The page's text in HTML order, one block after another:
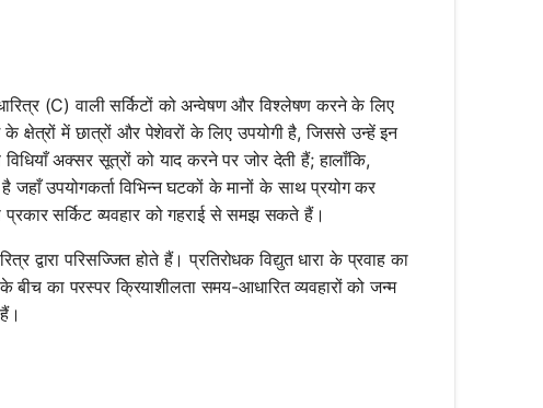
(C) वाली सर्किटों को अन्वेषण और विश्लेषण करने के लिए
क्षेत्रों में छात्रों और पेशेवरों के लिए उपयोगी है, जिससे उन्हें इन
अक्सर सूत्रों को याद करने पर जोर देती हैं; हालाँकि,
उपयोगकर्ता विभिन्न घटकों के मानों के साथ प्रयोग कर
सर्किट व्यवहार को गहराई से समझ सकते हैं।
द्वारा परिसज्जित होते हैं। प्रतिरोधक विद्युत धारा के प्रवाह का
बीच का परस्पर क्रियाशीलता समय-आधारित व्यवहारों को जन्म